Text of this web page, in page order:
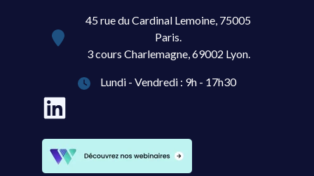
45 rue du Cardinal Lemoine, 75005
Paris.
3 cours Charlemagne, 69002 Lyon.
Lundi - Vendredi : 9h - 17h30